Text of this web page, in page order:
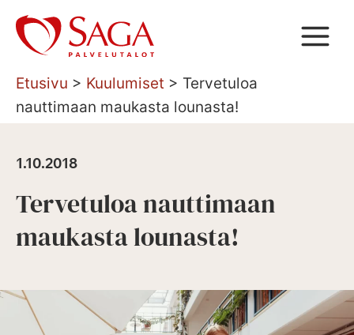
Siirry
sisältöön
Etusivu > Kuulumiset > Tervetuloa
nauttimaan maukasta lounasta!
1.10.2018
Tervetuloa nauttimaan
maukasta lounasta!